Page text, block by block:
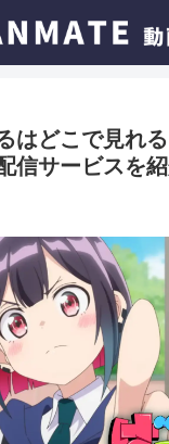
はどこで見れ
信サービスを紹